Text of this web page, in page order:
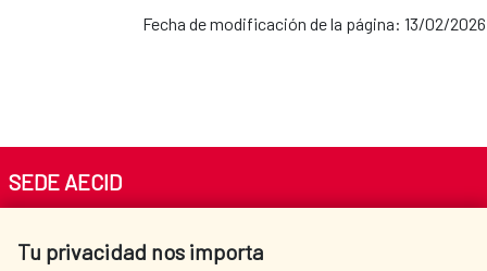
Fecha de modificación de la página: 13/02/2026
Tu privacidad nos importa
SEDE AECID
Tel. +34 900 20 30 54​​​​​​​